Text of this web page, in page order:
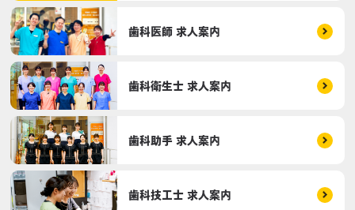
歯科医師 求人案内
歯科衛生士 求人案内
歯科助手 求人案内
歯科技工士 求人案内